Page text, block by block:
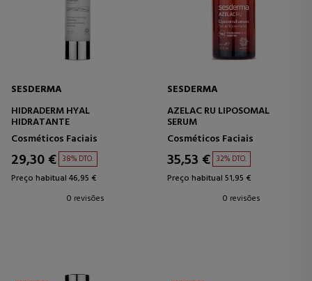
SESDERMA
HIDRADERM HYAL
HIDRATANTE
Cosméticos Faciais
29,30 € 38% DTO.
Preço habitual 46,95 €
0 revisões
SESDERMA
AZELAC RU LIPOSOMAL
SERUM
Cosméticos Faciais
35,53 € 32% DTO.
Preço habitual 51,95 €
0 revisões